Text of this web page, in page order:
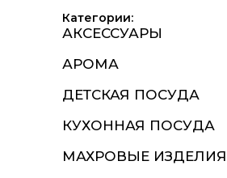
Категории:
АКСЕССУАРЫ
АРОМА
ДЕТСКАЯ ПОСУДА
КУХОННАЯ ПОСУДА
МАХРОВЫЕ ИЗДЕЛИЯ